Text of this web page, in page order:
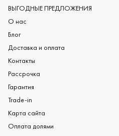
Черные обручальные кольца
ВЫГОДНЫЕ ПРЕДЛОЖЕНИЯ
О нас
Блог
Доставка и оплата
Контакты
Рассрочка
Гарантия
Trade-in
Карта сайта
Оплата долями